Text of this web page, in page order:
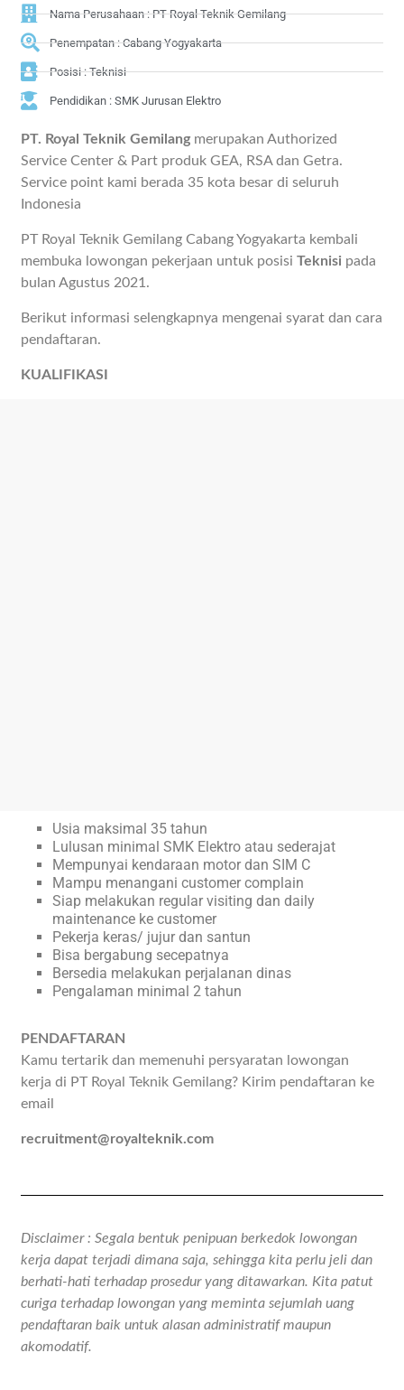
Nama Perusahaan : PT Royal Teknik Gemilang
Penempatan : Cabang Yogyakarta
Posisi : Teknisi
Pendidikan : SMK Jurusan Elektro
PT. Royal Teknik Gemilang merupakan Authorized
Service Center & Part produk GEA, RSA dan Getra.
Service point kami berada 35 kota besar di seluruh
Indonesia
PT Royal Teknik Gemilang Cabang Yogyakarta kembali
membuka lowongan pekerjaan untuk posisiTeknisi pada
bulan Agustus 2021.
Berikut informasi selengkapnya mengenai syarat dan cara
pendaftaran.
KUALIFIKASI
Usia maksimal 35 tahun
Lulusan minimal SMK Elektro atau sederajat
Mempunyai kendaraan motor dan SIM C
Mampu menangani customer complain
Siap melakukan regular visiting dan daily
maintenance ke customer
Pekerja keras/ jujur dan santun
Bisa bergabung secepatnya
Bersedia melakukan perjalanan dinas
Pengalaman minimal 2 tahun
PENDAFTARAN
Kamu tertarik dan memenuhi persyaratan lowongan
kerja di PT Royal Teknik Gemilang? Kirim pendaftaran ke
email
recruitment@royalteknik.com
Disclaimer : Segala bentuk penipuan berkedok lowongan
kerja dapat terjadi dimana saja, sehingga kita perlu jeli dan
berhati-hati terhadap prosedur yang ditawarkan. Kita patut
curiga terhadap lowongan yang meminta sejumlah uang
pendaftaran baik untuk alasan administratif maupun
akomodatif.